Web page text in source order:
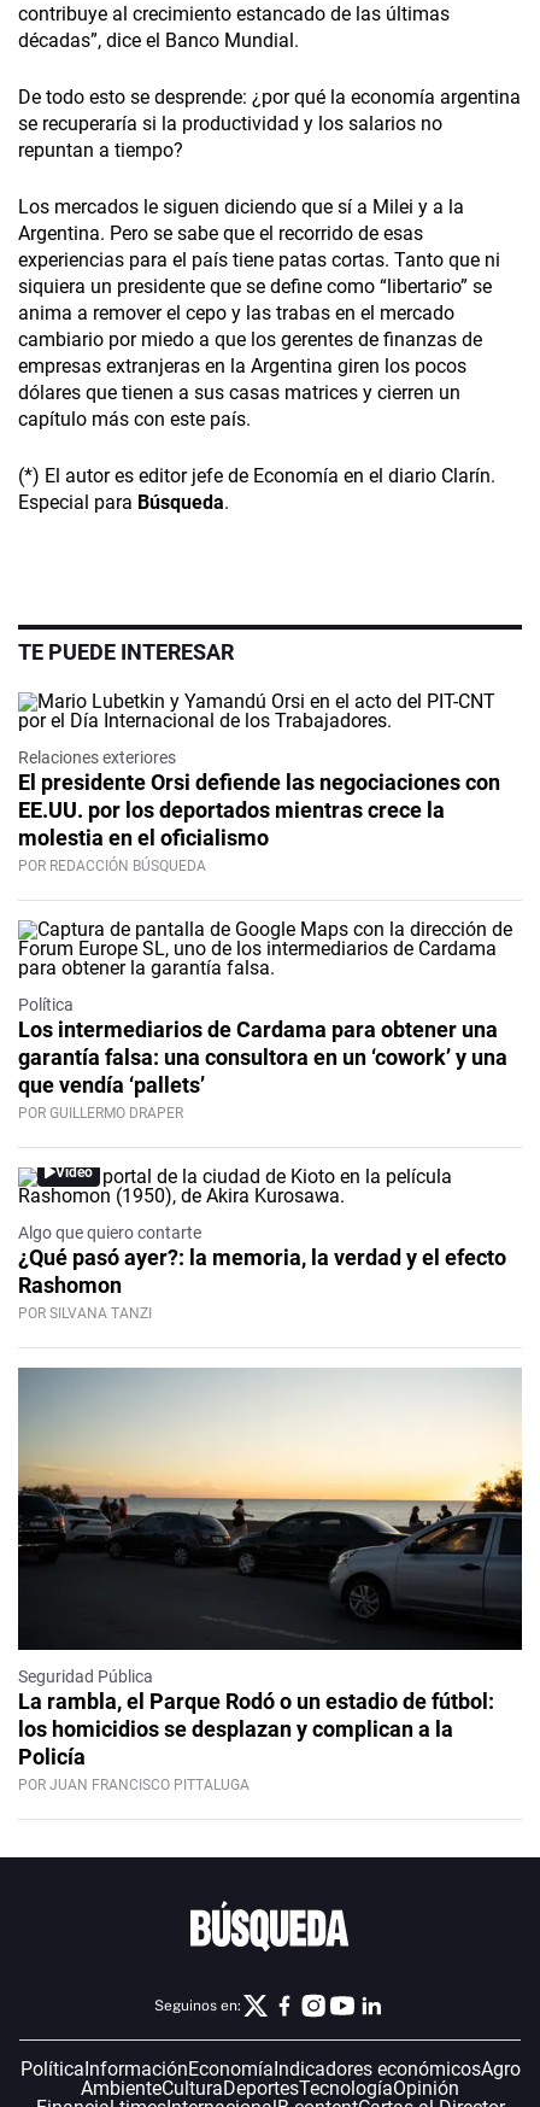
contribuye al crecimiento estancado de las últimas
décadas”, dice el Banco Mundial.
De todo esto se desprende: ¿por qué la economía argentina
se recuperaría si la productividad y los salarios no
repuntan a tiempo?
Los mercados le siguen diciendo que sí a Milei y a la
Argentina. Pero se sabe que el recorrido de esas
experiencias para el país tiene patas cortas. Tanto que ni
siquiera un presidente que se define como “libertario” se
anima a remover el cepo y las trabas en el mercado
cambiario por miedo a que los gerentes de finanzas de
empresas extranjeras en la Argentina giren los pocos
dólares que tienen a sus casas matrices y cierren un
capítulo más con este país.
(*) El autor es editor jefe de Economía en el diario Clarín.
Especial para Búsqueda.
TE PUEDE INTERESAR
Relaciones exteriores
El presidente Orsi defiende las negociaciones con
EE.UU. por los deportados mientras crece la
molestia en el oficialismo
POR REDACCIÓN BÚSQUEDA
Política
Los intermediarios de Cardama para obtener una
garantía falsa: una consultora en un ‘cowork’ y una
que vendía ‘pallets’
POR GUILLERMO DRAPER
Video
Algo que quiero contarte
¿Qué pasó ayer?: la memoria, la verdad y el efecto
Rashomon
POR SILVANA TANZI
Seguridad Pública
La rambla, el Parque Rodó o un estadio de fútbol:
los homicidios se desplazan y complican a la
Policía
POR JUAN FRANCISCO PITTALUGA
Seguinos en:
PolíticaInformaciónEconomíaIndicadores económicosAgro
AmbienteCulturaDeportesTecnologíaOpinión